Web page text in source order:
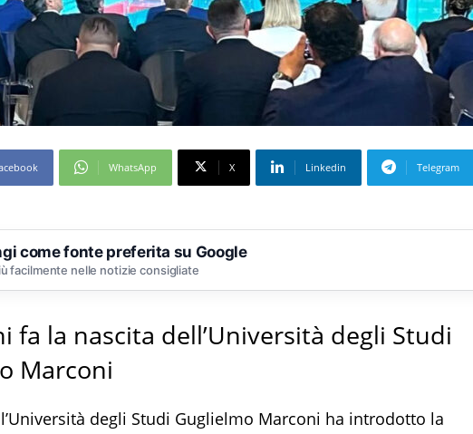
WhatsApp X Linkedin Telegram
come fonte preferita su Google
facilmente nelle notizie consigliate
fa la nascita dell’Università degli Studi
Marconi
degli Studi Guglielmo Marconi ha introdotto la